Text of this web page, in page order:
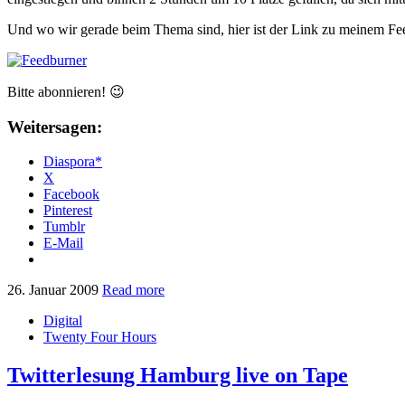
Und wo wir gerade beim Thema sind, hier ist der Link zu meinem
Bitte abonnieren! 😉
Weitersagen:
Diaspora*
X
Facebook
Pinterest
Tumblr
E-Mail
26. Januar 2009 Read more
Digital
Twenty Four Hours
Twitterlesung Hamburg live on Tape